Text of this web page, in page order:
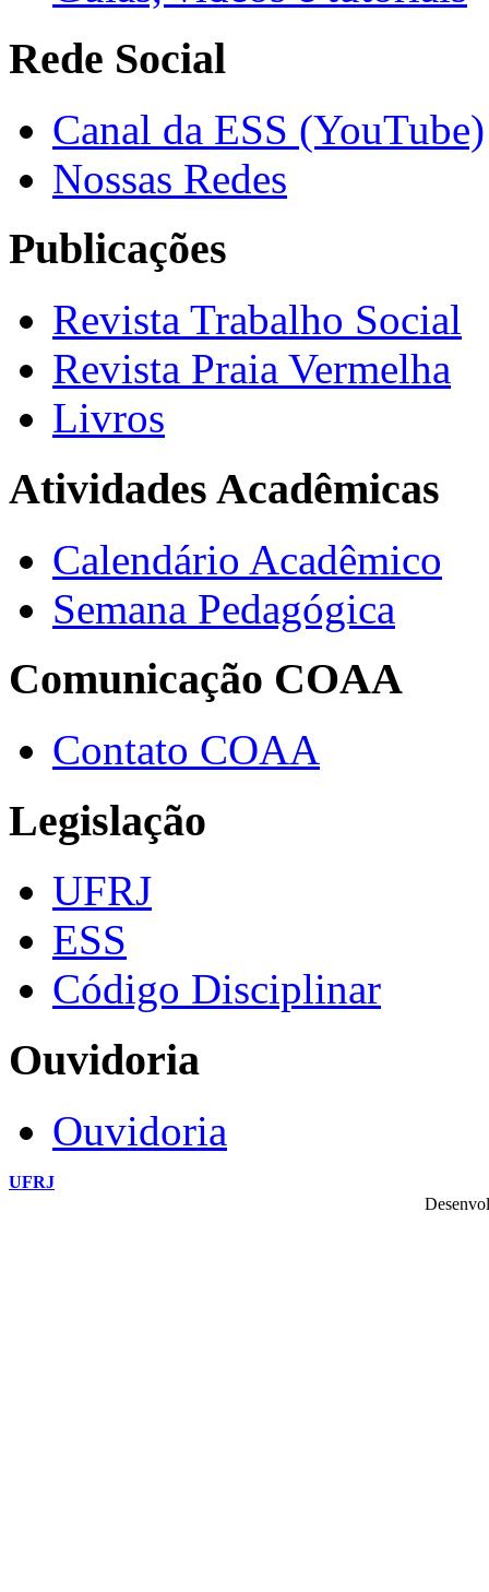
Rede Social
Canal da ESS (YouTube)
Nossas Redes
Publicações
Revista Trabalho Social
Revista Praia Vermelha
Livros
Atividades Acadêmicas
Calendário Acadêmico
Semana Pedagógica
Comunicação COAA
Contato COAA
Legislação
UFRJ
ESS
Código Disciplinar
Ouvidoria
Ouvidoria
UFRJ